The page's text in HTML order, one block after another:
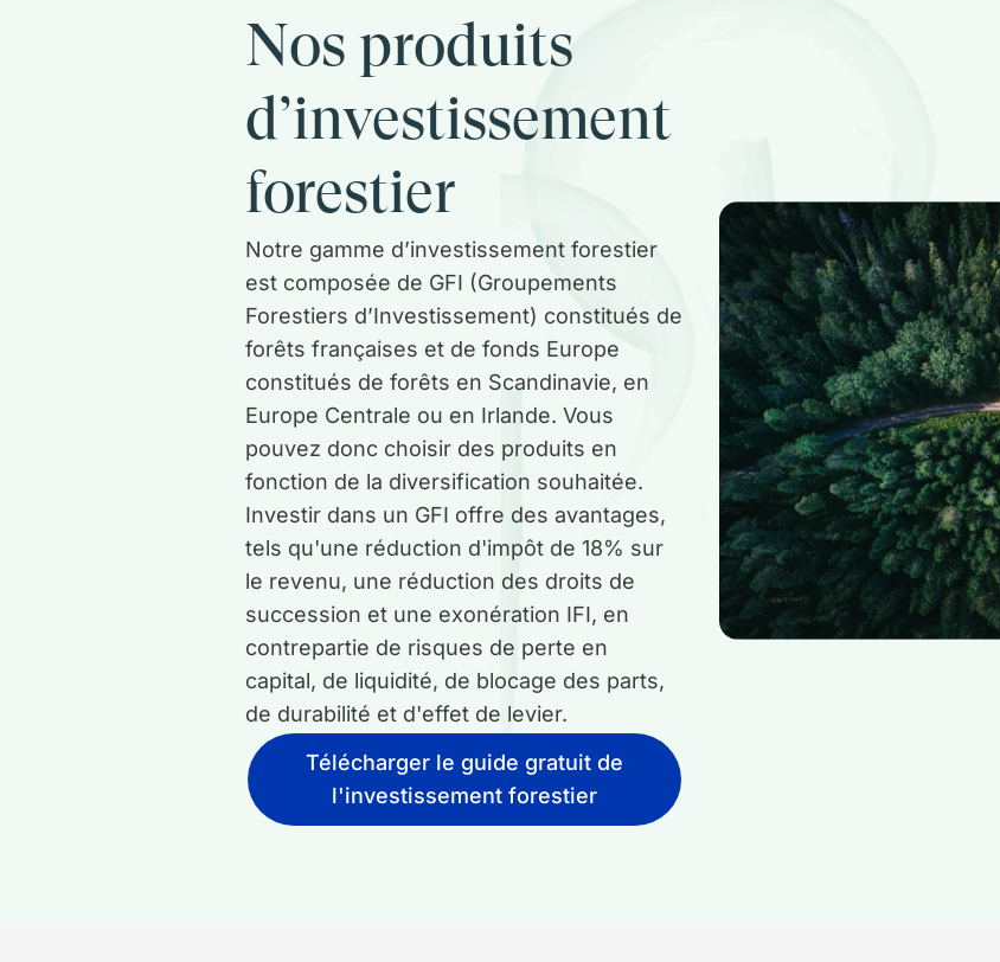
Nos produits
d’investissement
forestier
Notre gamme d’investissement forestier
est composée de GFI (Groupements
Forestiers d’Investissement) constitués de
forêts françaises et de fonds Europe
constitués de forêts en Scandinavie, en
Europe Centrale ou en Irlande. Vous
pouvez donc choisir des produits en
fonction de la diversification souhaitée.
Investir dans un GFI offre des avantages,
tels qu'une réduction d'impôt de 18% sur
le revenu, une réduction des droits de
succession et une exonération IFI, en
contrepartie de risques de perte en
capital, de liquidité, de blocage des parts,
de durabilité et d'effet de levier.
Télécharger le guide gratuit de
l'investissement forestier